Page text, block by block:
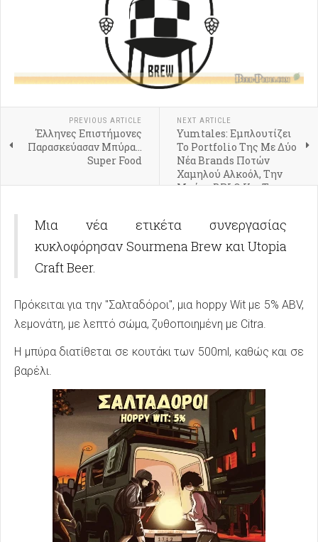
PREVIOUS ARTICLE
Έλληνες Επιστήμονες
Παρασκεύασαν Μπύρα...
Super Food
NEXT ARTICLE
Yumtales: Εμπλουτίζει
Το Portfolio Της Με Δύο
Νέα Brands Ποτών
Χαμηλού Αλκοόλ, Την
Μπύρα BRLO Και Τα
Μια νέα ετικέτα συνεργασίας
κυκλοφόρησαν Sourmena Brew και Utopia
Craft Beer.
Πρόκειται για την "Σαλταδόροι", μια hoppy Wit με 5% ABV,
λεμονάτη, με λεπτό σώμα, ζυθοποιημένη με Citra.
Η μπύρα διατίθεται σε κουτάκι των 500ml, καθώς και σε
βαρέλι.